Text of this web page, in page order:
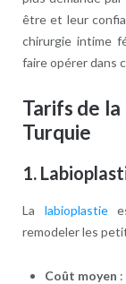
être et leur
chirurgie intime
faire opérer dans
Tarifs de
Turquie
1.
La labioplastie
remodeler les
Coût moyen